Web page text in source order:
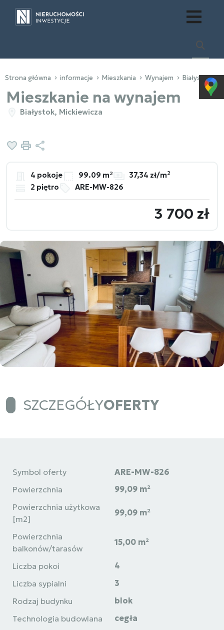
Strona główna informacje Mieszkania Wynajem Białystok
Mieszkanie na wynajem
Białystok, Mickiewicza
Dodaj do ulubionych
Drukuj
4 pokoje 99.09 m² 37,34 zł/m2
2 piętro ARE-MW-826
3 700 zł
SZCZEGÓŁYOFERTY
Symbol oferty
ARE-MW-826
Powierzchnia
99,09 m²
Powierzchnia użytkowa
[m2]
99,09 m²
Powierzchnia
balkonów/tarasów
15,00 m²
Liczba pokoi
4
Liczba sypialni
3
Rodzaj budynku
blok
Technologia budowlana
cegła